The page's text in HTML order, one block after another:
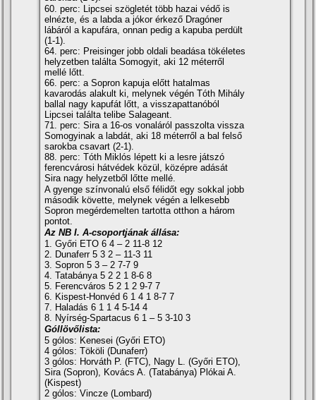
60. perc: Lipcsei szögletét több hazai védő is
elnézte, és a labda a jókor érkező Dragóner
lábáról a kapufára, onnan pedig a kapuba perdült
(1-1).
64. perc: Preisinger jobb oldali beadása tökéletes
helyzetben találta Somogyit, aki 12 méterről
mellé lőtt.
66. perc: a Sopron kapuja előtt hatalmas
kavarodás alakult ki, melynek végén Tóth Mihály
ballal nagy kapufát lőtt, a visszapattanóból
Lipcsei találta telibe Salageant.
71. perc: Sira a 16-os vonaláról passzolta vissza
Somogyinak a labdát, aki 18 méterről a bal felső
sarokba csavart (2-1).
88. perc: Tóth Miklós lépett ki a lesre játszó
ferencvárosi hátvédek közül, középre adását
Sira nagy helyzetből lőtte mellé.
A gyenge szí­nvonalú első félidőt egy sokkal jobb
második követte, melynek végén a lelkesebb
Sopron megérdemelten tartotta otthon a három
pontot.
Az NB I. A-csoportjának állása:
1. Győri ETO 6 4 – 2 11-8 12
2. Dunaferr 5 3 2 – 11-3 11
3. Sopron 5 3 – 2 7-7 9
4. Tatabánya 5 2 2 1 8-6 8
5. Ferencváros 5 2 1 2 9-7 7
6. Kispest-Honvéd 6 1 4 1 8-7 7
7. Haladás 6 1 1 4 5-14 4
8. Nyí­rség-Spartacus 6 1 – 5 3-10 3
Góllövőlista:
5 gólos: Kenesei (Győri ETO)
4 gólos: Tököli (Dunaferr)
3 gólos: Horváth P. (FTC), Nagy L. (Győri ETO),
Sira (Sopron), Kovács A. (Tatabánya) Plókai A.
(Kispest)
2 gólos: Vincze (Lombard)